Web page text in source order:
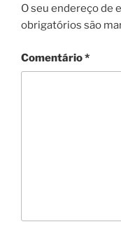
O seu endereço de
obrigatórios são
Comentário*